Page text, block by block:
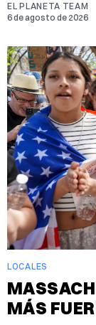
EL PLANETA TEAM
6 de agosto de 2026
LOCALES
MÁS